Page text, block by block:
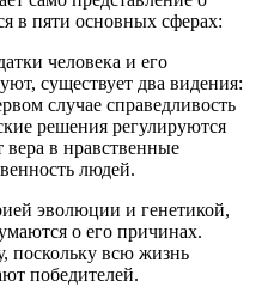
в пяти основных сферах:
человека и его
существует два видения:
случае справедливость
решения регулируются
вера в нравственные
людей.
эволюции и генетикой,
о его причинах.
поскольку всю жизнь
победителей.